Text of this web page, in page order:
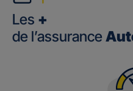
Les +
de l’assurance